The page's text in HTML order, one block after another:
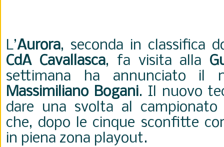
L’Aurora, seconda in classifica
CdA Cavallasca, fa visita alla
settimana ha annunciato il
Massimiliano Bogani. Il nuovo
dare una svolta al
che, dopo le cinque sconfitte
in piena zona playout.